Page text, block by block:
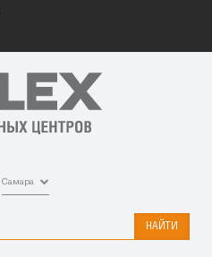
Самара
НАЙТИ